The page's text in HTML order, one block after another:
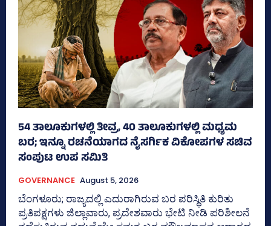
54 ತಾಲೂಕುಗಳಲ್ಲಿ ತೀವ್ರ, 40 ತಾಲೂಕುಗಳಲ್ಲಿ ಮಧ್ಯಮ
ಬರ; ಇನ್ನೂ ರಚನೆಯಾಗದ ನೈಸರ್ಗಿಕ ವಿಕೋಪಗಳ ಸಚಿವ
ಸಂಪುಟ ಉಪ ಸಮಿತಿ
GOVERNANCE August 5, 2026
ಬೆಂಗಳೂರು; ರಾಜ್ಯದಲ್ಲಿ ಎದುರಾಗಿರುವ ಬರ ಪರಿಸ್ಥಿತಿ ಕುರಿತು
ಪ್ರತಿಪಕ್ಷಗಳು ಜಿಲ್ಲಾವಾರು, ಪ್ರದೇಶವಾರು ಭೇಟಿ ನೀಡಿ ಪರಿಶೀಲನೆ